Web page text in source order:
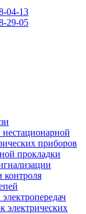
04-13
29-05
приборов
прокладки
контроля
электрических